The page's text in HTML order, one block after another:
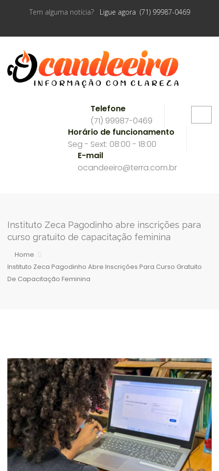
Tem alguma notícia? Ligue agora (71) 99987-0469
Telefone
(71) 99987-0469
Horário de funcionamento
Seg - Sext: 08:00 - 18:00
E-mail
ocandeeiro@terra.com.br
Instituto Zeca Pagodinho abre inscrições para
curso gratuito de capacitação feminina
Home
Instituto Zeca Pagodinho Abre Inscrições Para Curso Gratuito
De Capacitação Feminina